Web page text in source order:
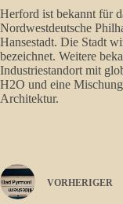
Herford ist bekannt für
Nordwestdeutsche
Hansestadt. Die Stadt
bezeichnet. Weitere
Industriestandort mit
H2O und eine
Architektur.
VORHERIGER